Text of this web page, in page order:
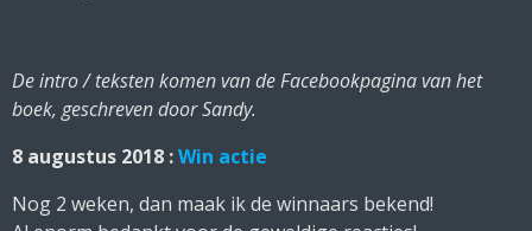
De intro / teksten komen van de Facebookpagina van het
boek, geschreven door Sandy.
8 augustus 2018 :Win actie
Nog 2 weken, dan maak ik de winnaars bekend!